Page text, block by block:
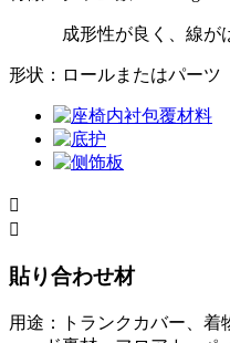
成形性が良く、線がは
形状：ロールまたはパーツ


貼り合わせ材
用途：トランクカバー、着